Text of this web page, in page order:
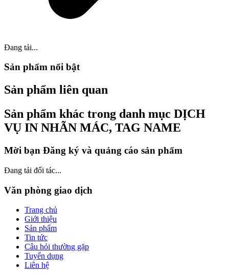
Đang tải...
Sản phẩm nổi bật
Sản phẩm liên quan
Sản phẩm khác trong danh mục DỊCH
VỤ IN NHÃN MÁC, TAG NAME
Mời bạn Đăng ký và quảng cáo sản phẩm
Đang tải đối tác...
Văn phòng giao dịch
Trang chủ
Giới thiệu
Sản phẩm
Tin tức
Câu hỏi thường gặp
Tuyển dụng
Liên hệ